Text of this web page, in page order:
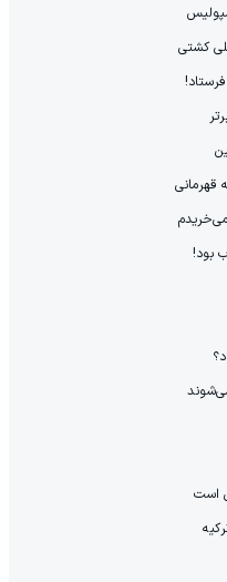
کشتی
قهرمانی
می‌خریدم
بود!
است